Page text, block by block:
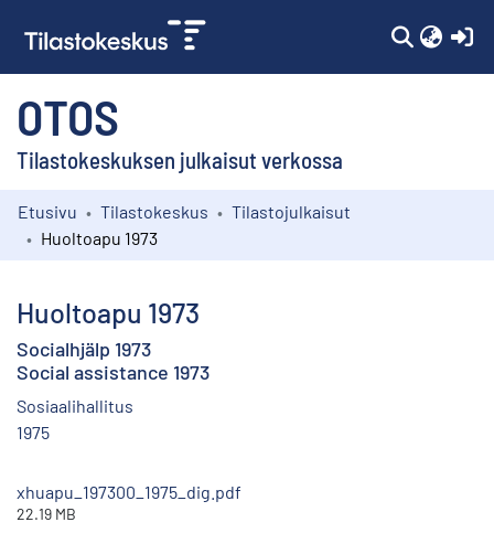
OTOS
Tilastokeskuksen julkaisut verkossa
Kokoelmat
Etusivu Tilastokeskus
Tilastojulkaisut
Huoltoapu 1973
Huoltoapu 1973
Socialhjälp 1973
Social assistance 1973
Sosiaalihallitus
1975
xhuapu_197300_1975_dig.pdf
22.19 MB